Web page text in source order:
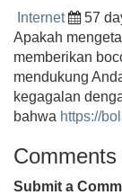
Internet 57
Apakah
memberikan
mendukung
kegagalan
bahwa https://
Comments
Submit a